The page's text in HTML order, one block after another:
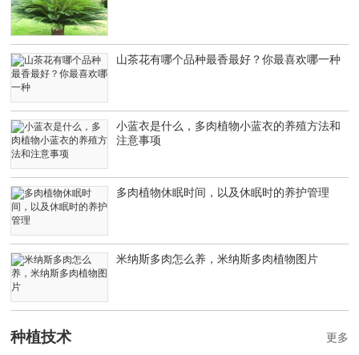
山茶花有哪个品种最香最好？你最喜欢哪一种
小蓝衣是什么，多肉植物小蓝衣的养殖方法和
注意事项
多肉植物休眠时间，以及休眠时的养护管理
米纳斯多肉怎么养，米纳斯多肉植物图片
种植技术 更多